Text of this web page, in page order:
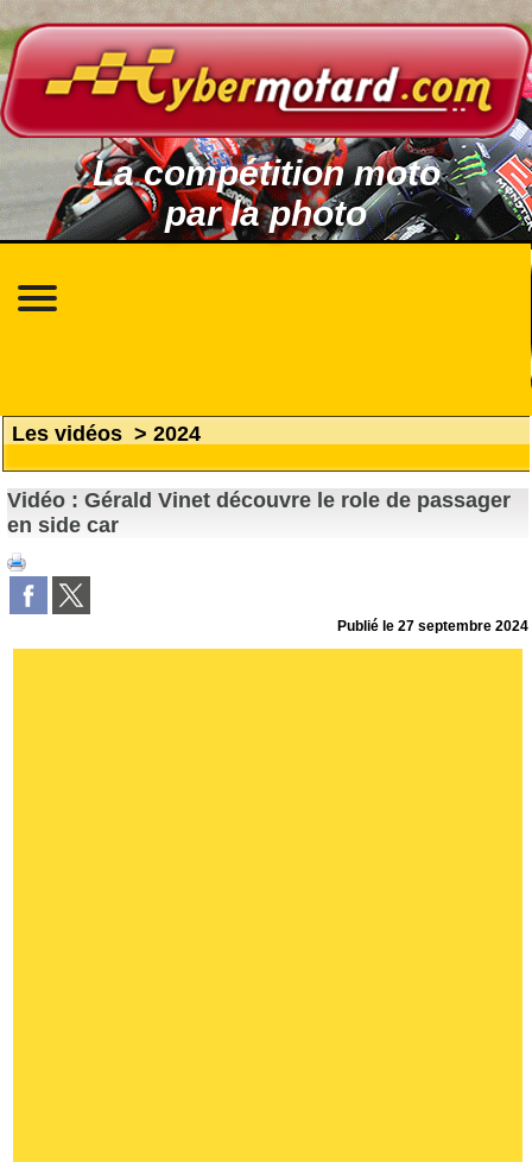
La compétition moto
par la photo
Les vidéos > 2024
Vidéo : Gérald Vinet découvre le role de passager
en side car
Publié le27 septembre 2024